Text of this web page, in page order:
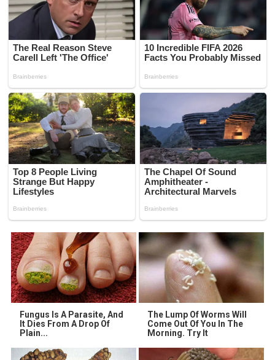
Fungus Is A Parasite, And
It Dies From A Drop Of
Plain...
The Lump Of Worms Will
Come Out Of You In The
Morning. Try It